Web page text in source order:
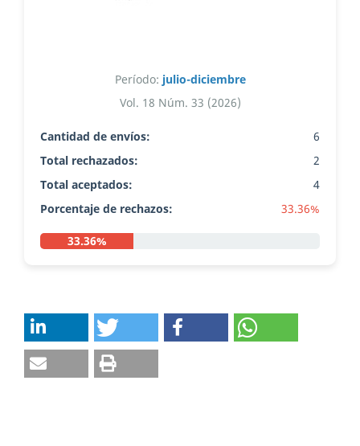
Período: julio-diciembre
Vol. 18 Núm. 33 (2026)
Cantidad de envíos:
6
Total rechazados:
2
Total aceptados:
4
Porcentaje de rechazos:
33.36%
33.36%